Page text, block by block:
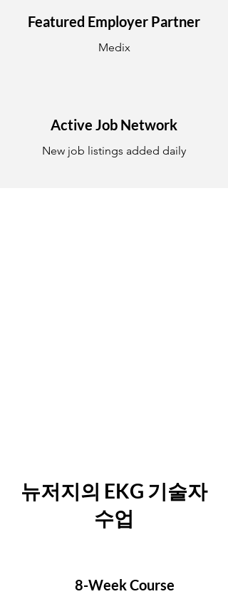
Featured Employer Partner
Medix
Active Job Network
New job listings added daily
뉴저지의 EKG 기술자
수업
8-Week Course